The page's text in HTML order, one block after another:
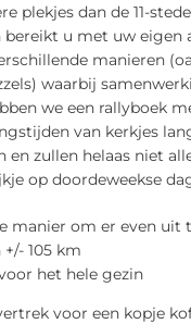
plekjes dan de 11-
u met uw eigen
manieren
waarbij
we een rallyboek
van kerkjes
en zullen helaas niet
op doordeweekse
manier om er even uit
105 km
het hele gezin
voor een kopje